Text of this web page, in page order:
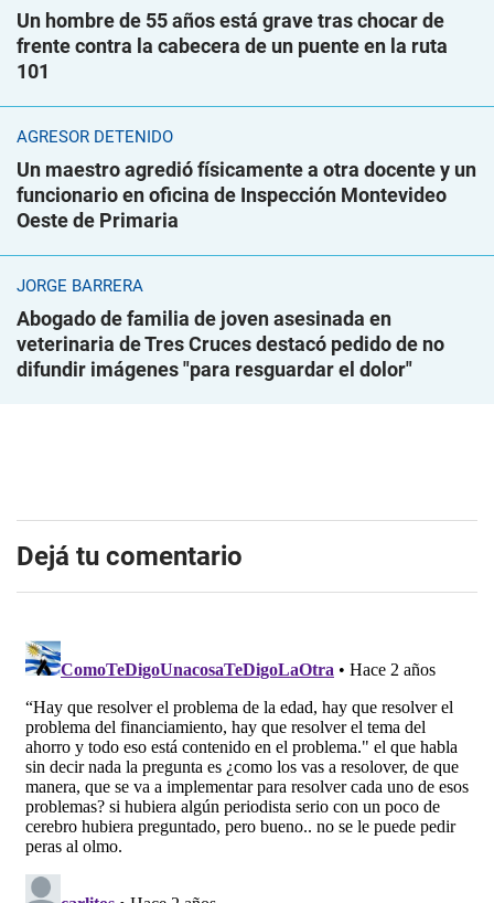
Un hombre de 55 años está grave tras chocar de
frente contra la cabecera de un puente en la ruta
101
AGRESOR DETENIDO
Un maestro agredió físicamente a otra docente y un
funcionario en oficina de Inspección Montevideo
Oeste de Primaria
JORGE BARRERA
Abogado de familia de joven asesinada en
veterinaria de Tres Cruces destacó pedido de no
difundir imágenes "para resguardar el dolor"
Dejá tu comentario